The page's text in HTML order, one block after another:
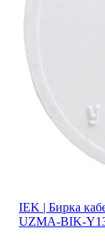
IEK | Бирка
UZMA-BIK-